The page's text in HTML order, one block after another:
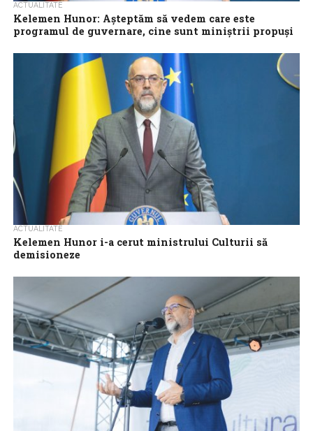
ACTUALITATE
Kelemen Hunor: Aşteptăm să vedem care este
programul de guvernare, cine sunt miniştrii propuşi
Preşedintele UDMR, Kelemen Hunor, afirmă că reprezentanţii
formaţiunii aşteaptă să vadă care este programul de guvernare,
cine sunt miniştrii propuşi şi care...
ACTUALITATE
Kelemen Hunor i-a cerut ministrului Culturii să
demisioneze
ministrului Culturii, Demeter Andras Istvan, să demisioneze și
să-și ceară scuze în...